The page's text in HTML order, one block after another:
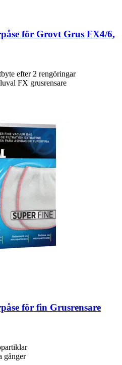
för Grovt Grus FX4/6,
efter 2 rengöringar
FX grusrensare
för fin Grusrensare
gånger